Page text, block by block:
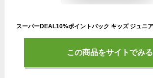
この商品をサイトでみる